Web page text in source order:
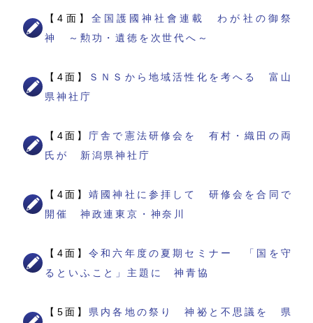
【4面】 全国護國神社會連載 わが社の御祭
神 ～勲功・遺徳を次世代へ～
【4面】
ＳＮＳから地域活性化を考へる 富山
県神社庁
【4面】 庁舎で憲法研修会を 有村・織田の両
氏が 新潟県神社庁
【4面】靖國神社に参拝して 研修会を合同で
開催 神政連東京・神奈川
【4面】令和六年度の夏期セミナー 「国を守
るといふこと」主題に 神青協
【5面】 県内各地の祭り 神祕と不思議を 県